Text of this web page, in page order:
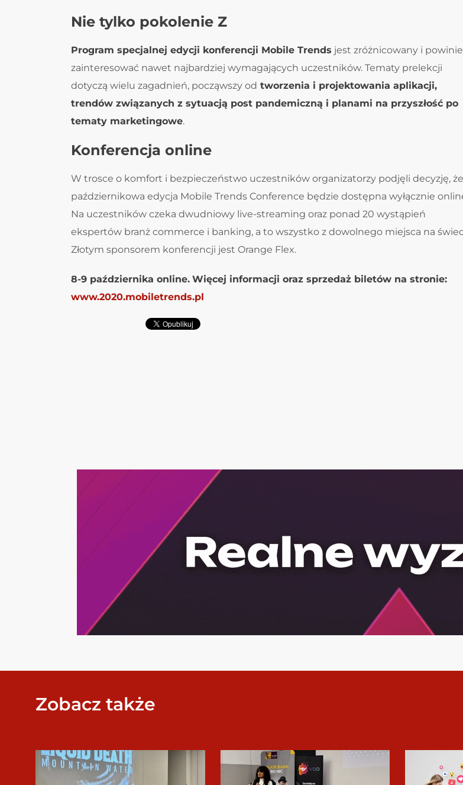
Nie tylko pokolenie Z
Program specjalnej edycji konferencji Mobile Trends jest zróżnicowany i
zainteresować nawet najbardziej wymagających uczestników. Tematy prelekcji
dotyczą wielu zagadnień, począwszy od tworzenia i projektowania aplikacji,
trendów związanych z sytuacją post pandemiczną i planami na przyszłość po
tematy marketingowe.
Konferencja online
W trosce o komfort i bezpieczeństwo uczestników organizatorzy podjęli decyzję, że
październikowa edycja Mobile Trends Conference będzie dostępna wyłącznie
Na uczestników czeka dwudniowy live-streaming oraz ponad 20 wystąpień
ekspertów branż commerce i banking, a to wszystko z dowolnego miejsca na
Złotym sponsorem konferencji jest Orange Flex.
8-9 października online. Więcej informacji oraz sprzedaż biletów na stronie:
www.2020.mobiletrends.pl
Zobacz także